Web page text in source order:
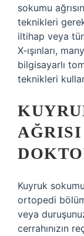
sokumu
teknikleri
iltihap veya
X-ışınları,
bilgisayarlı
teknikleri
Kuyruk
ortopedi
veya
cerrahınızın